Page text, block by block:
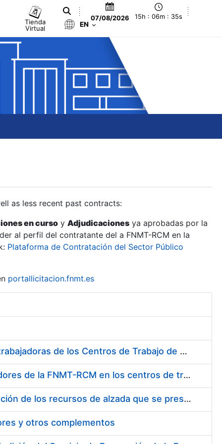
Tienda
Virtual
07/08/2026 15h : 06m : 36s
EN
as less recent past contracts:
en curso y Adjudicaciones ya aprobadas por la
al perfil del contratante del a FNMT-RCM en la
Plataforma de Contratación del Sector Público
portallicitacion.fnmt.es
Suministro de Protectores Auditivos a medida para las personas trabajadoras de los Centros de Trabajo de Madrid y Burgos
Suministro de gafas graduadas antiproyecciones para los trabajadores de la FNMT-RCM en los centros de trabajo de Madrid y Burgos
Servicios de una empresa externa para el asesoramiento y resolución de los recursos de alzada que se presentan relacionados con procesos de selección para la FNMT-RCM
y otros complementos